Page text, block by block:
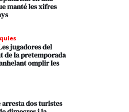
manté les xifres
jugadores del
de la pretemporada
omplir les
arresta dos turistes